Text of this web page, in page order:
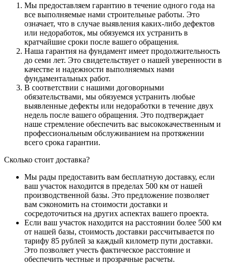
Мы предоставляем гарантию в течение одного года на
все выполняемые нами строительные работы. Это
означает, что в случае выявления каких-либо дефектов
или недоработок, мы обязуемся их устранить в
кратчайшие сроки после вашего обращения.
Наша гарантия на фундамент имеет продолжительность
до семи лет. Это свидетельствует о нашей уверенности в
качестве и надежности выполняемых нами
фундаментальных работ.
В соответствии с нашими договорными
обязательствами, мы обязуемся устранить любые
выявленные дефекты или недоработки в течение двух
недель после вашего обращения. Это подтверждает
наше стремление обеспечить вас высококачественным и
профессиональным обслуживанием на протяжении
всего срока гарантии.
Сколько стоит доставка?
Мы рады предоставить вам бесплатную доставку, если
ваш участок находится в пределах 500 км от нашей
производственной базы. Это предложение позволяет
вам сэкономить на стоимости доставки и
сосредоточиться на других аспектах вашего проекта.
Если ваш участок находится на расстоянии более 500 км
от нашей базы, стоимость доставки рассчитывается по
тарифу 85 рублей за каждый километр пути доставки.
Это позволяет учесть фактическое расстояние и
обеспечить честные и прозрачные расчеты.